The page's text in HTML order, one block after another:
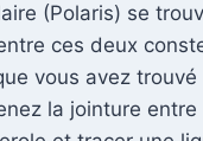
(Polaris) se
ces deux
vous avez trouvé
la jointure entre